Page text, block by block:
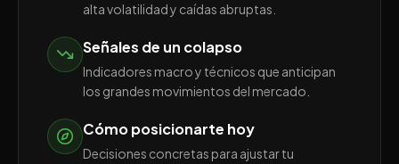
alta volatilidad y caídas abruptas.
Señales de un colapso
Indicadores macro y técnicos que anticipan
los grandes movimientos del mercado.
Cómo posicionarte hoy
Decisiones concretas para ajustar tu